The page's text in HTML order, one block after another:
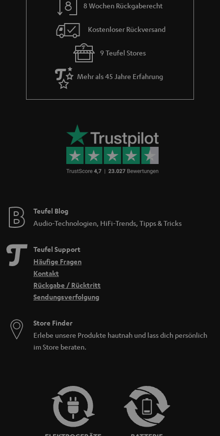
8 Wochen Rückgaberecht
Kostenloser Rückversand
9 Teufel Stores
Mehr als 45 Jahre Erfahrung
Teufel Blog
Audio-Technologien, HiFi-Trends, Tipps & Tricks
Teufel Support
Häufige Fragen
Kontakt
Rückgabe / Rücktritt
Sendungsverfolgung
Store Finder
Erlebe unsere Produkte hautnah und lass dich persönlich
im Store beraten.